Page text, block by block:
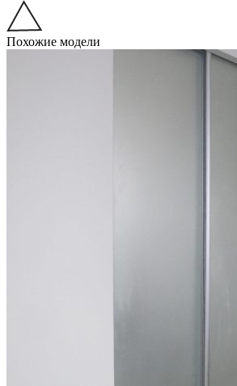
Похожие модели